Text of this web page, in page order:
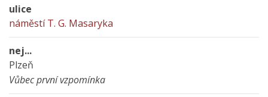
ulice
náměstí T. G. Masaryka
nej...
Plzeň
Vůbec první vzpomínka